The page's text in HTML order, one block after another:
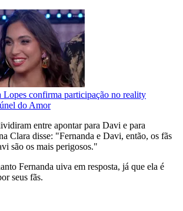
Lopes confirma participação no reality
do Amor
entre apontar para Davi e para
Clara disse: "Fernanda e Davi, então, os fãs
são os mais perigosos."
Fernanda uiva em resposta, já que ela é
seus fãs.